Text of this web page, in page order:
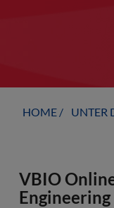
HOME UNTER
VBIO